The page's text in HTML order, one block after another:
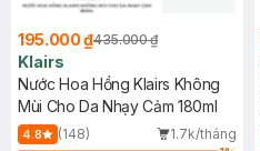
195.000 ₫435.000 ₫
Klairs
Nước Hoa Hồng Klairs Không
Mùi Cho Da Nhạy Cảm 180ml
4.8 (148)
1.7k/tháng